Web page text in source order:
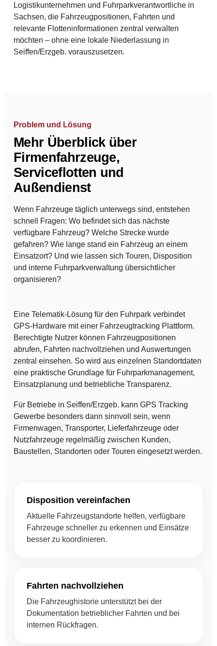
Logistikunternehmen und Fuhrparkverantwortliche in
Sachsen, die Fahrzeugpositionen, Fahrten und
relevante Flotteninformationen zentral verwalten
möchten – ohne eine lokale Niederlassung in
Seiffen/Erzgeb. vorauszusetzen.
Problem und Lösung
Mehr Überblick über
Firmenfahrzeuge,
Serviceflotten und
Außendienst
Wenn Fahrzeuge täglich unterwegs sind, entstehen
schnell Fragen: Wo befindet sich das nächste
verfügbare Fahrzeug? Welche Strecke wurde
gefahren? Wie lange stand ein Fahrzeug an einem
Einsatzort? Und wie lassen sich Touren, Disposition
und interne Fuhrparkverwaltung übersichtlicher
organisieren?
Eine Telematik-Lösung für den Fuhrpark verbindet
GPS-Hardware mit einer Fahrzeugtracking Plattform.
Berechtigte Nutzer können Fahrzeugpositionen
abrufen, Fahrten nachvollziehen und Auswertungen
zentral einsehen. So wird aus einzelnen Standortdaten
eine praktische Grundlage für Fuhrparkmanagement,
Einsatzplanung und betriebliche Transparenz.
Für Betriebe in Seiffen/Erzgeb. kann GPS Tracking
Gewerbe besonders dann sinnvoll sein, wenn
Firmenwagen, Transporter, Lieferfahrzeuge oder
Nutzfahrzeuge regelmäßig zwischen Kunden,
Baustellen, Standorten oder Touren eingesetzt werden.
Disposition vereinfachen
Aktuelle Fahrzeugstandorte helfen, verfügbare
Fahrzeuge schneller zu erkennen und Einsätze
besser zu koordinieren.
Fahrten nachvollziehen
Die Fahrzeughistorie unterstützt bei der
Dokumentation betrieblicher Fahrten und bei
internen Rückfragen.